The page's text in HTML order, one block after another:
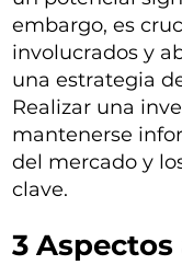
embargo, es
involucrados y
una estrategia
Realizar una
mantenerse
del mercado y
clave.
3